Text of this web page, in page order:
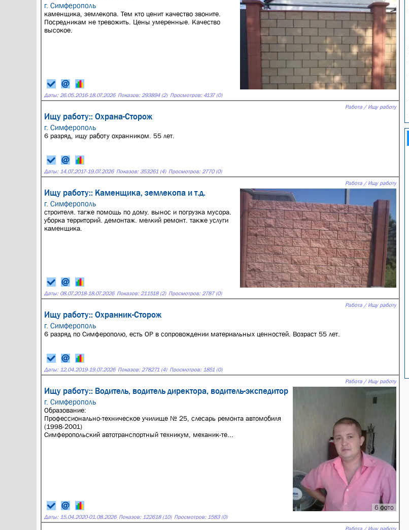
г. Симферополь
каменщика, землекопа. Тем кто ценит качество звоните.
Посредникам не тревожить. Цены умеренные. Качество
высокое.
Даты: 26.05.2016-18.07.2026 Показов: 293894 (2) Просмотров: 4137 (0)
Работа / Ищу работу
Ищу работу:: Охрана-Сторож
г. Симферополь
6 разряд, ищу работу охранником. 55 лет.
Даты: 14.07.2017-19.07.2026 Показов: 353261 (4) Просмотров: 2770 (0)
Работа / Ищу работу
Ищу работу:: Каменщика, землекопа и т.д.
г. Симферополь
строителя. тагже помощь по дому. вынос и погрузка мусора.
уборка территорий. демонтаж. мелкий ремонт. также услуги
каменщика.
Даты: 08.07.2018-18.07.2026 Показов: 211518 (2) Просмотров: 2787 (0)
Работа / Ищу работу
Ищу работу:: Охранник-Сторож
г. Симферополь
6 разряд по Симферополю, есть ОР в сопровождении материальных ценностей. Возраст 55 лет.
Даты: 12.04.2019-19.07.2026 Показов: 278271 (4) Просмотров: 1851 (0)
Работа / Ищу работу
Ищу работу:: Водитель, водитель директора, водитель-экспедитор
г. Симферополь
6 фото
Образование:
Профессионально-техническое училище № 25, слесарь ремонта автомобиля
(1998-2001)
Симферопольский автотранспортный техникум, механик-те...
Даты: 15.04.2020-01.08.2026 Показов: 122618 (10) Просмотров: 1583 (0)
Работа / Ищу работу